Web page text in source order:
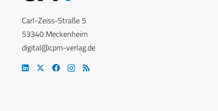
Carl-Zeiss-Straße 5
53340 Meckenheim
digital@cpm-verlag.de